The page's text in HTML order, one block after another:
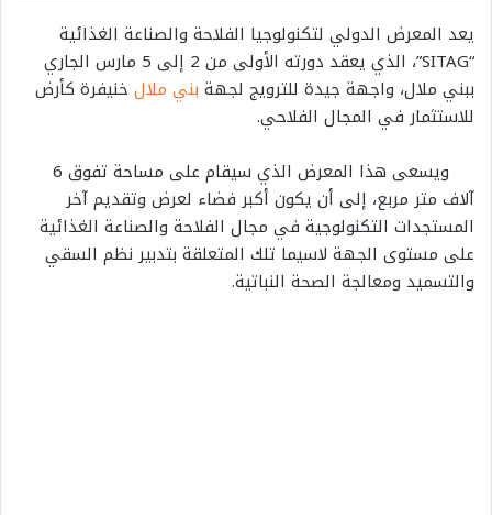
يعد المعرض الدولي لتكنولوجيا الفلاحة والصناعة الغذائية
“SITAG”، الذي يعقد دورته الأولى من 2 إلى 5 مارس الجاري
ببني ملال، واجهة جيدة للترويج لجهة بني ملال خنيفرة كأرض
للاستثمار في المجال الفلاحي.
ويسعى هذا المعرض الذي سيقام على مساحة تفوق 6
آلاف متر مربع، إلى أن يكون أكبر فضاء لعرض وتقديم آخر
المستجدات التكنولوجية في مجال الفلاحة والصناعة الغذائية
على مستوى الجهة لاسيما تلك المتعلقة بتدبير نظم السقي
والتسميد ومعالجة الصحة النباتية.